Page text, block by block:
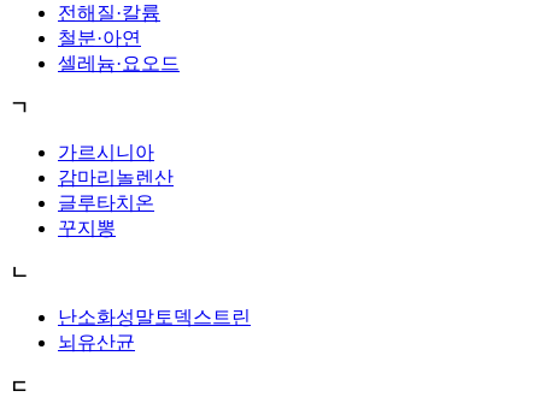
전해질·칼륨
철분·아연
셀레늄·요오드
ㄱ
가르시니아
감마리놀렌산
글루타치온
꾸지뽕
ㄴ
난소화성말토덱스트린
뇌유산균
ㄷ